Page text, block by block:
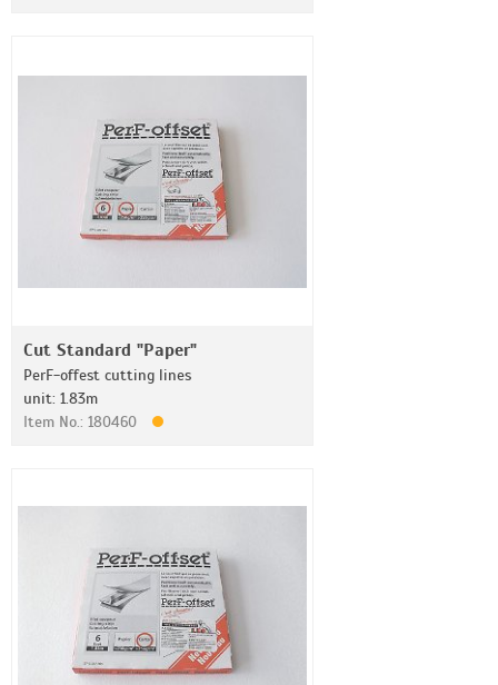
Cut Standard "Paper"
PerF-offest cutting lines
unit: 1.83m
Item No.: 180460